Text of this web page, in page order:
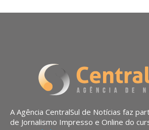
A Agência CentralSul de Notícias faz
de Jornalismo Impresso e Online do